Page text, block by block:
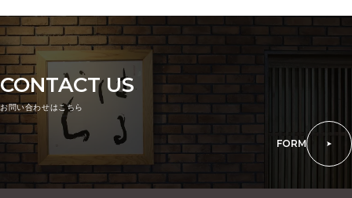
CONTACT US
お問い合わせはこちら
FORM